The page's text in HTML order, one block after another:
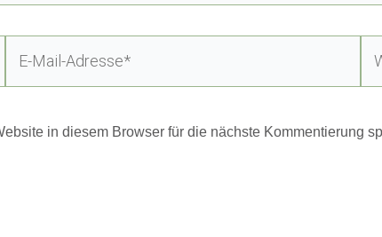
Mail-
Adresse*
in diesem Browser für die nächste Kommentierung